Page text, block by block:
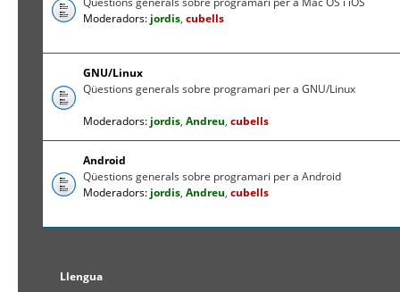
Moderadors: jordis,cubells
GNU/Linux
Qüestions generals sobre programari per a GNU/Linux
Moderadors: jordis,Andreu,cubells
Android
Qüestions generals sobre programari per a Android
Moderadors: jordis,Andreu,cubells
Llengua